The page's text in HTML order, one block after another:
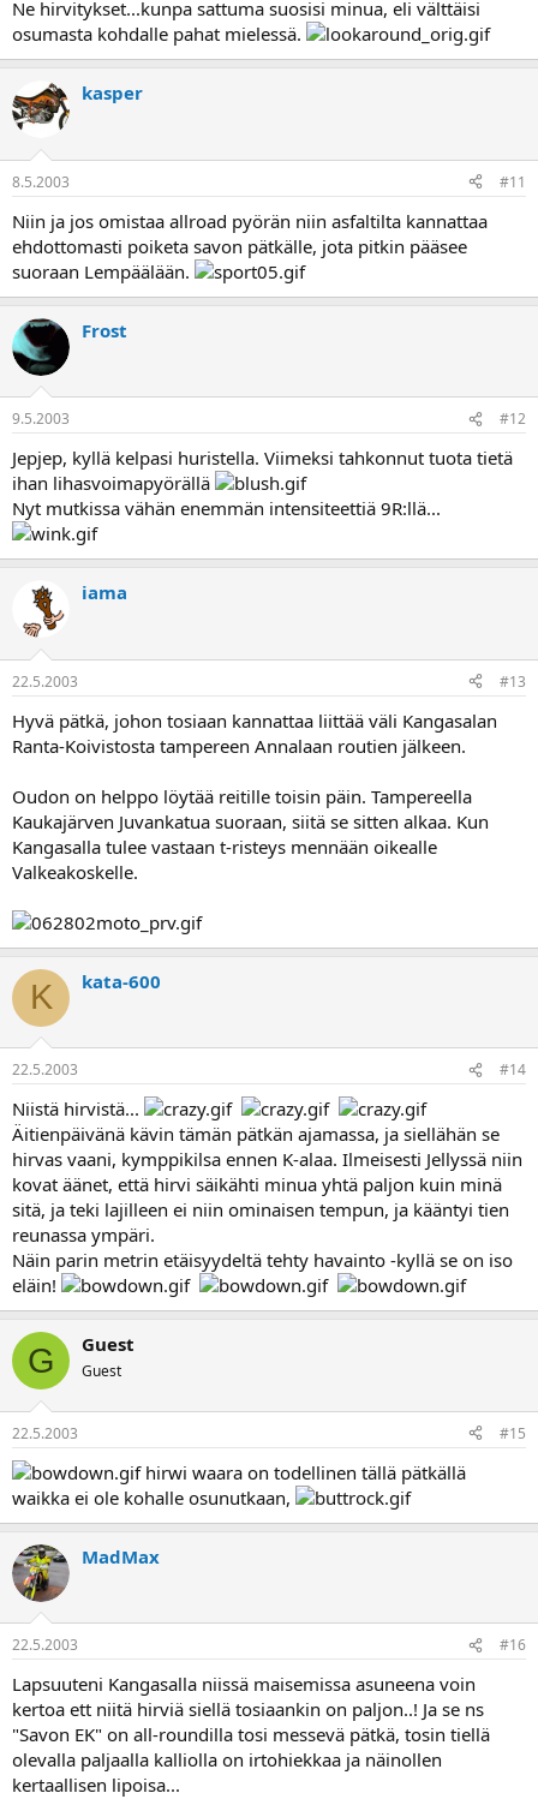
Ne hirvitykset...kunpa sattuma suosisi minua, eli välttäisi
osumasta kohdalle pahat mielessä.
kasper
8.5.2003 #11
Niin ja jos omistaa allroad pyörän niin asfaltilta kannattaa
ehdottomasti poiketa savon pätkälle, jota pitkin pääsee
suoraan Lempäälään.
Frost
9.5.2003 #12
Jepjep, kyllä kelpasi huristella. Viimeksi tahkonnut tuota tietä
ihan lihasvoimapyörällä
Nyt mutkissa vähän enemmän intensiteettiä 9R:llä...
iama
22.5.2003 #13
Hyvä pätkä, johon tosiaan kannattaa liittää väli Kangasalan
Ranta-Koivistosta tampereen Annalaan routien jälkeen.
Oudon on helppo löytää reitille toisin päin. Tampereella
Kaukajärven Juvankatua suoraan, siitä se sitten alkaa. Kun
Kangasalla tulee vastaan t-risteys mennään oikealle
Valkeakoskelle.
K kata-600
22.5.2003 #14
Niistä hirvistä...
Äitienpäivänä kävin tämän pätkän ajamassa, ja siellähän se
hirvas vaani, kymppikilsa ennen K-alaa. Ilmeisesti Jellyssä niin
kovat äänet, että hirvi säikähti minua yhtä paljon kuin minä
sitä, ja teki lajilleen ei niin ominaisen tempun, ja kääntyi tien
reunassa ympäri.
Näin parin metrin etäisyydeltä tehty havainto -kyllä se on iso
eläin!
G Guest
Guest
22.5.2003 #15
hirwi waara on todellinen tällä pätkällä
waikka ei ole kohalle osunutkaan,
MadMax
22.5.2003 #16
Lapsuuteni Kangasalla niissä maisemissa asuneena voin
kertoa ett niitä hirviä siellä tosiaankin on paljon..! Ja se ns
"Savon EK" on all-roundilla tosi messevä pätkä, tosin tiellä
olevalla paljaalla kalliolla on irtohiekkaa ja näinollen
kertaallisen lipoisa...